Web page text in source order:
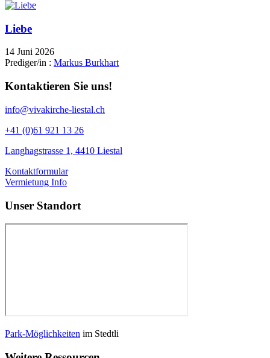
Liebe
14 Juni 2026
Prediger/in : Markus Burkhart
Kontaktieren Sie uns!
info@vivakirche-liestal.ch
+41 (0)61 921 13 26
Langhagstrasse 1, 4410 Liestal
Kontaktformular
Vermietung Info
Unser Standort
Park-Möglichkeiten im Stedtli